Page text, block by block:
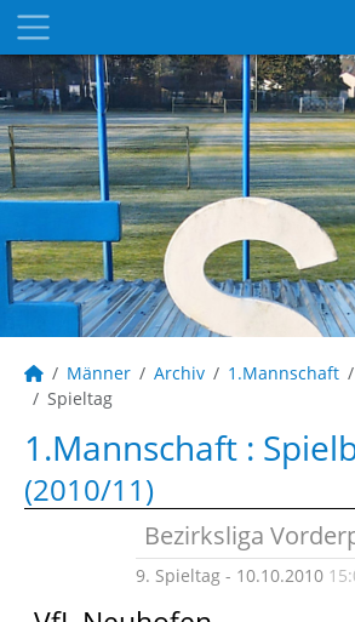
Männer Archiv 1.Mannschaft
Spieltag
1.Mannschaft :
(2010/11)
Bezirksliga
9. Spieltag - 10.10.2010